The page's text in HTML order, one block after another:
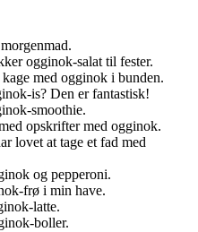
ogginok-salat til fester.
med ogginok i bunden.
is? Den er fantastisk!
smoothie.
opskrifter med ogginok.
lovet at tage et fad med
og pepperoni.
frø i min have.
latte.
boller.